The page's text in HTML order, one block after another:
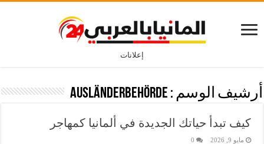
إعلانات
أرشيف الوسم : Ausländerbehörde
كيف تبدأ حياتك الجديدة في ألمانيا كمهاجر
مايو 9, 2026 0